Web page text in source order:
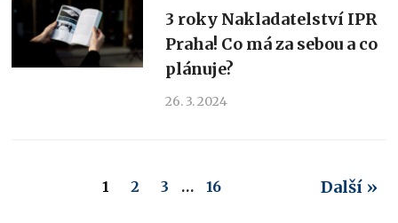
3 roky Nakladatelství IPR
Praha! Co má za sebou a co
plánuje?
26. 3. 2024
1 2 3 … 16 Další »